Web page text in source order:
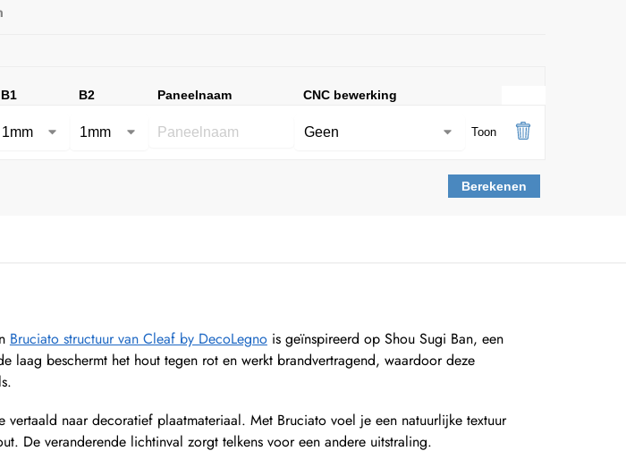
B1 B2 Paneelnaam CNC bewerking
Toon
Berekenen
Bruciato structuur van Cleaf by DecoLegnois geïnspireerd op Shou Sugi Ban, een
laag beschermt het hout tegen rot en werkt brandvertragend, waardoor deze
naar decoratief plaatmateriaal. Met Bruciato voel je een natuurlijke textuur
De veranderende lichtinval zorgt telkens voor een andere uitstraling.